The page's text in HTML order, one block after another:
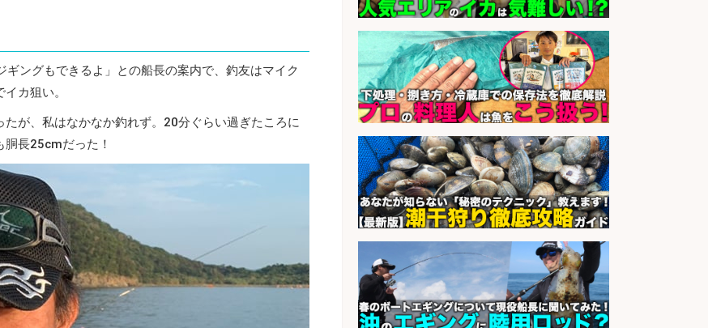
ングもできるよ」との船長の案内で、釣友はマイク
カ狙い。
が、私はなかなか釣れず。20分ぐらい過ぎたころに
長25cmだった！
魚の「バイヤー」貴方の目利きでヒ
ットを生む、裁量バイヤー募集
会社名 株式会社コムライン
sponsored by 求人ボックス
さらに求人情報を見る